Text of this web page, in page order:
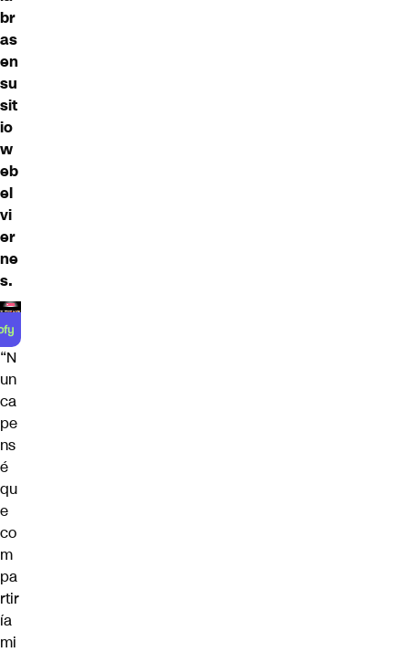
br
as
en
su
sit
io
w
eb
el
vi
er
ne
s.
“N
un
ca
pe
ns
é
qu
e
co
m
pa
rtir
ía
mi